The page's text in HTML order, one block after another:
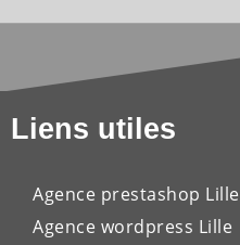
Liens utiles
Agence prestashop Lille
Agence wordpress Lille